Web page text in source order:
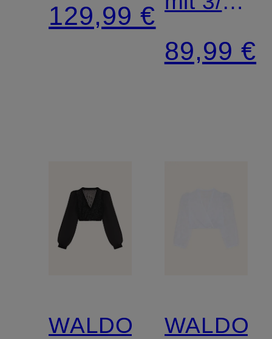
129,99 €
Arm
89,99 €
WALDORFF